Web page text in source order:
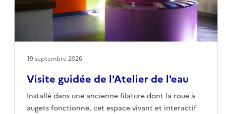
Visite guidée de l'Atelier de l'eau
Installé dans une ancienne filature dont la roue à
augets fonctionne, cet espace vivant et interactif
19 septembre 2026